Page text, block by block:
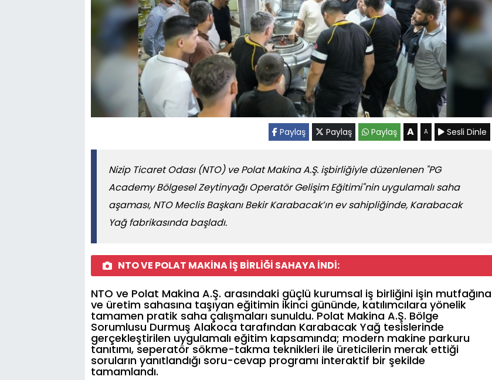
Paylaş Paylaş Paylaş A A Sesli Dinle
Nizip Ticaret Odası (NTO) ve Polat Makina A.Ş. işbirliğiyle düzenlenen "PG
Academy Bölgesel Zeytinyağı Operatör Gelişim Eğitimi"nin uygulamalı saha
aşaması, NTO Meclis Başkanı Bekir Karabacak’ın ev sahipliğinde, Karabacak
Yağ fabrikasında başladı.
NTO VE POLAT MAKİNA İŞ BİRLİĞİ SAHAYA İNDİ:
NTO ve Polat Makina A.Ş. arasındaki güçlü kurumsal iş birliğini işin mutfağına
ve üretim sahasına taşıyan eğitimin ikinci gününde, katılımcılara yönelik
tamamen pratik saha çalışmaları sunuldu. Polat Makina A.Ş. Bölge
Sorumlusu Durmuş Alakoca tarafından Karabacak Yağ tesislerinde
gerçekleştirilen uygulamalı eğitim kapsamında; modern makine parkuru
tanıtımı, seperatör sökme-takma teknikleri ile üreticilerin merak ettiği
soruların yanıtlandığı soru-cevap programı interaktif bir şekilde
tamamlandı.